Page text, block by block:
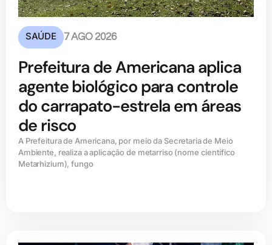
SAÚDE 7 AGO 2026
Prefeitura de Americana aplica
agente biológico para controle
do carrapato-estrela em áreas
de risco
A Prefeitura de Americana, por meio da Secretaria de Meio
Ambiente, realiza a aplicação de metarriso (nome científico
Metarhizium), fungo